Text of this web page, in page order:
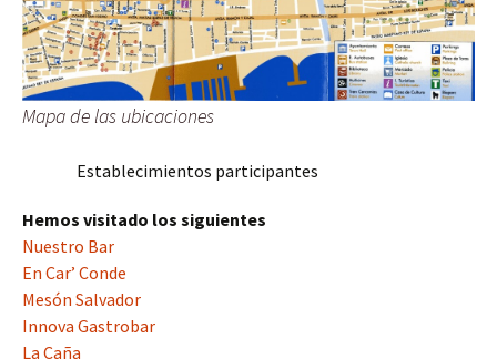
Mapa de las ubicaciones
Establecimientos participantes
Hemos visitado los siguientes
Nuestro Bar
En Car’ Conde
Mesón Salvador
Innova Gastrobar
La Caña